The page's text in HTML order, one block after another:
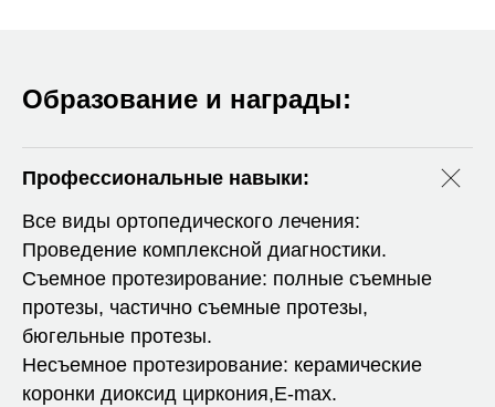
Образование и награды:
Профессиональные навыки:
Все виды ортопедического лечения:
Проведение комплексной диагностики.
Съемное протезирование: полные съемные
протезы, частично съемные протезы,
бюгельные протезы.
Несъемное протезирование: керамические
коронки диоксид циркония,E-max.